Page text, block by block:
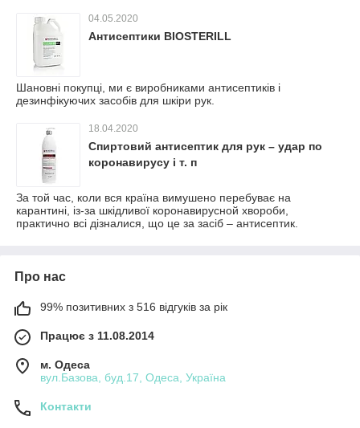
04.05.2020
Антисептики BIOSTERILL
Шановні покупці, ми є виробниками антисептиків і
дезинфікуючих засобів для шкіри рук.
18.04.2020
Спиртовий антисептик для рук – удар по
коронавирусу і т. п
За той час, коли вся країна вимушено перебуває на
карантині, із-за шкідливої коронавирусной хвороби,
практично всі дізналися, що це за засіб – антисептик.
Про нас
99% позитивних з 516 відгуків за рік
Працює з 11.08.2014
м. Одеса
вул.Базова, буд.17, Одеса, Україна
Контакти